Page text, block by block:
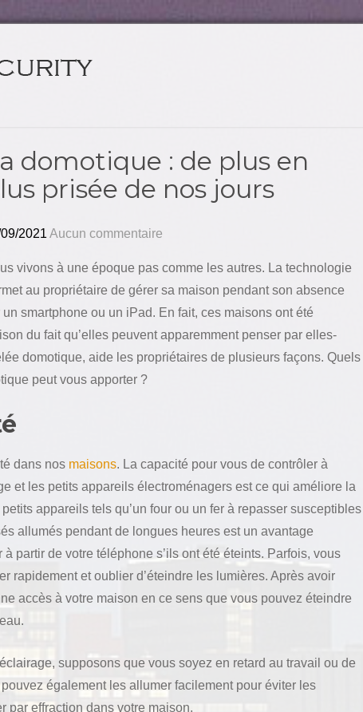
domotique : de plus en
prisée de nos jours
2021 Aucun commentaire
vivons à une époque pas comme les autres. La technologie
au propriétaire de gérer sa maison pendant son absence
smartphone ou un iPad. En fait, ces maisons ont été
du fait qu’elles peuvent apparemment penser par elles-
domotique, aide les propriétaires de plusieurs façons. Quels
peut vous apporter ?
dans nos maisons. La capacité pour vous de contrôler à
et les petits appareils électroménagers est ce qui améliore la
appareils tels qu’un four ou un fer à repasser susceptibles
allumés pendant de longues heures est un avantage
partir de votre téléphone s’ils ont été éteints. Parfois, vous
rapidement et oublier d’éteindre les lumières. Après avoir
accès à votre maison en ce sens que vous pouvez éteindre
supposons que vous soyez en retard au travail ou de
également les allumer facilement pour éviter les
par effraction dans votre maison.